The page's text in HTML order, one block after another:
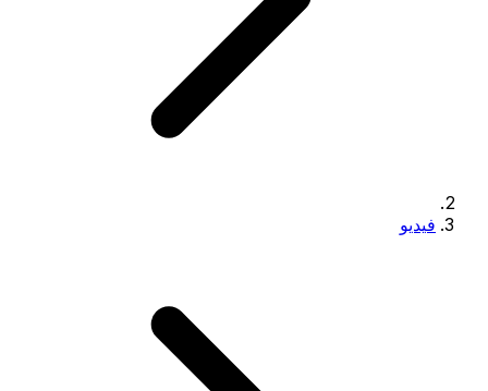
فيديو